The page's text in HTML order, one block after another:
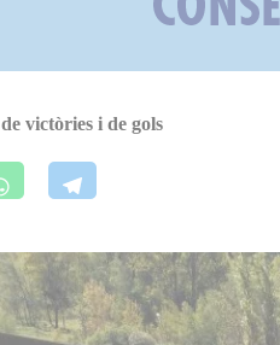
victòries i de gols